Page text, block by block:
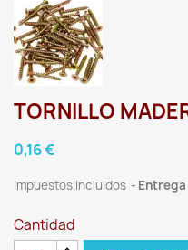
TORNILLO
0,16 €
Impuestos incluidos
Cantidad